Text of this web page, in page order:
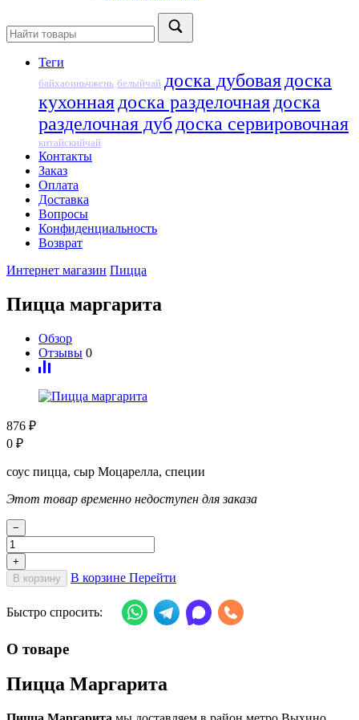
Теги
байхаоиньчжень белыйчай доска дубовая доска
кухонная доска разделочная доска
разделочная дуб доска сервировочная
китайскийчай
Контакты
Заказ
Оплата
Доставка
Вопросы
Конфиденциальность
Возврат
Интернет магазин Пицца
Пицца маргарита
Обзор
Отзывы 0
876 ₽
0 ₽
соус пицца, сыр Моцарелла, специи
Этот товар временно недоступен для заказа
−
+
В корзину
В корзине Перейти
Быстро спросить:
О товаре
Пицца Маргарита